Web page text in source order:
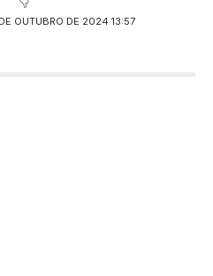
OUTUBRO DE 2024 13:57